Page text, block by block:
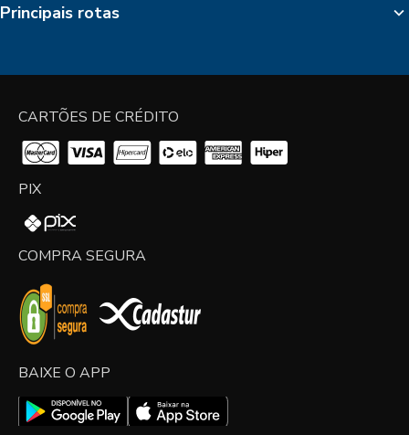
Principais rotas
CARTÕES DE CRÉDITO
PIX
COMPRA SEGURA
BAIXE O APP